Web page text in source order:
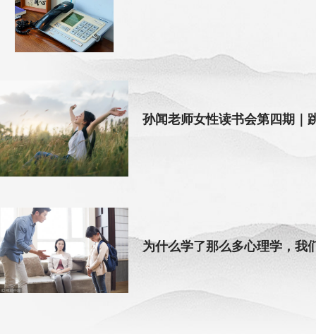
孙闻老师女性读书会第四期｜
为什么学了那么多心理学，我